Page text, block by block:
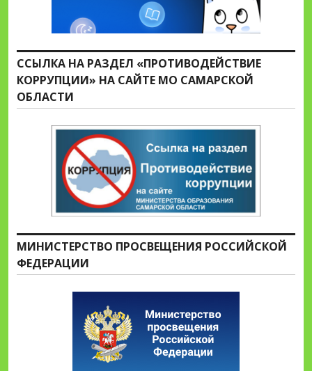
ССЫЛКА НА РАЗДЕЛ «ПРОТИВОДЕЙСТВИЕ
КОРРУПЦИИ» НА САЙТЕ МО САМАРСКОЙ
ОБЛАСТИ
МИНИСТЕРСТВО ПРОСВЕЩЕНИЯ РОССИЙСКОЙ
ФЕДЕРАЦИИ